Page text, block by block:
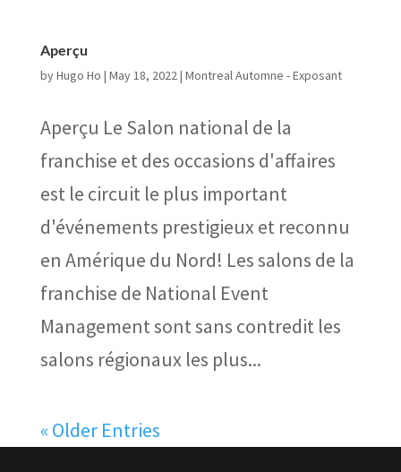
Aperçu
byHugo Ho | May 18, 2022| Montreal Automne - Exposant
Aperçu Le Salon national de la
franchise et des occasions d'affaires
est le circuit le plus important
d'événements prestigieux et reconnu
en Amérique du Nord! Les salons de la
franchise de National Event
Management sont sans contredit les
salons régionaux les plus...
« Older Entries